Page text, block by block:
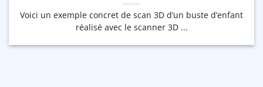
Voici un exemple concret de scan 3D d’un buste d’enfant
réalisé avec le scanner 3D ...